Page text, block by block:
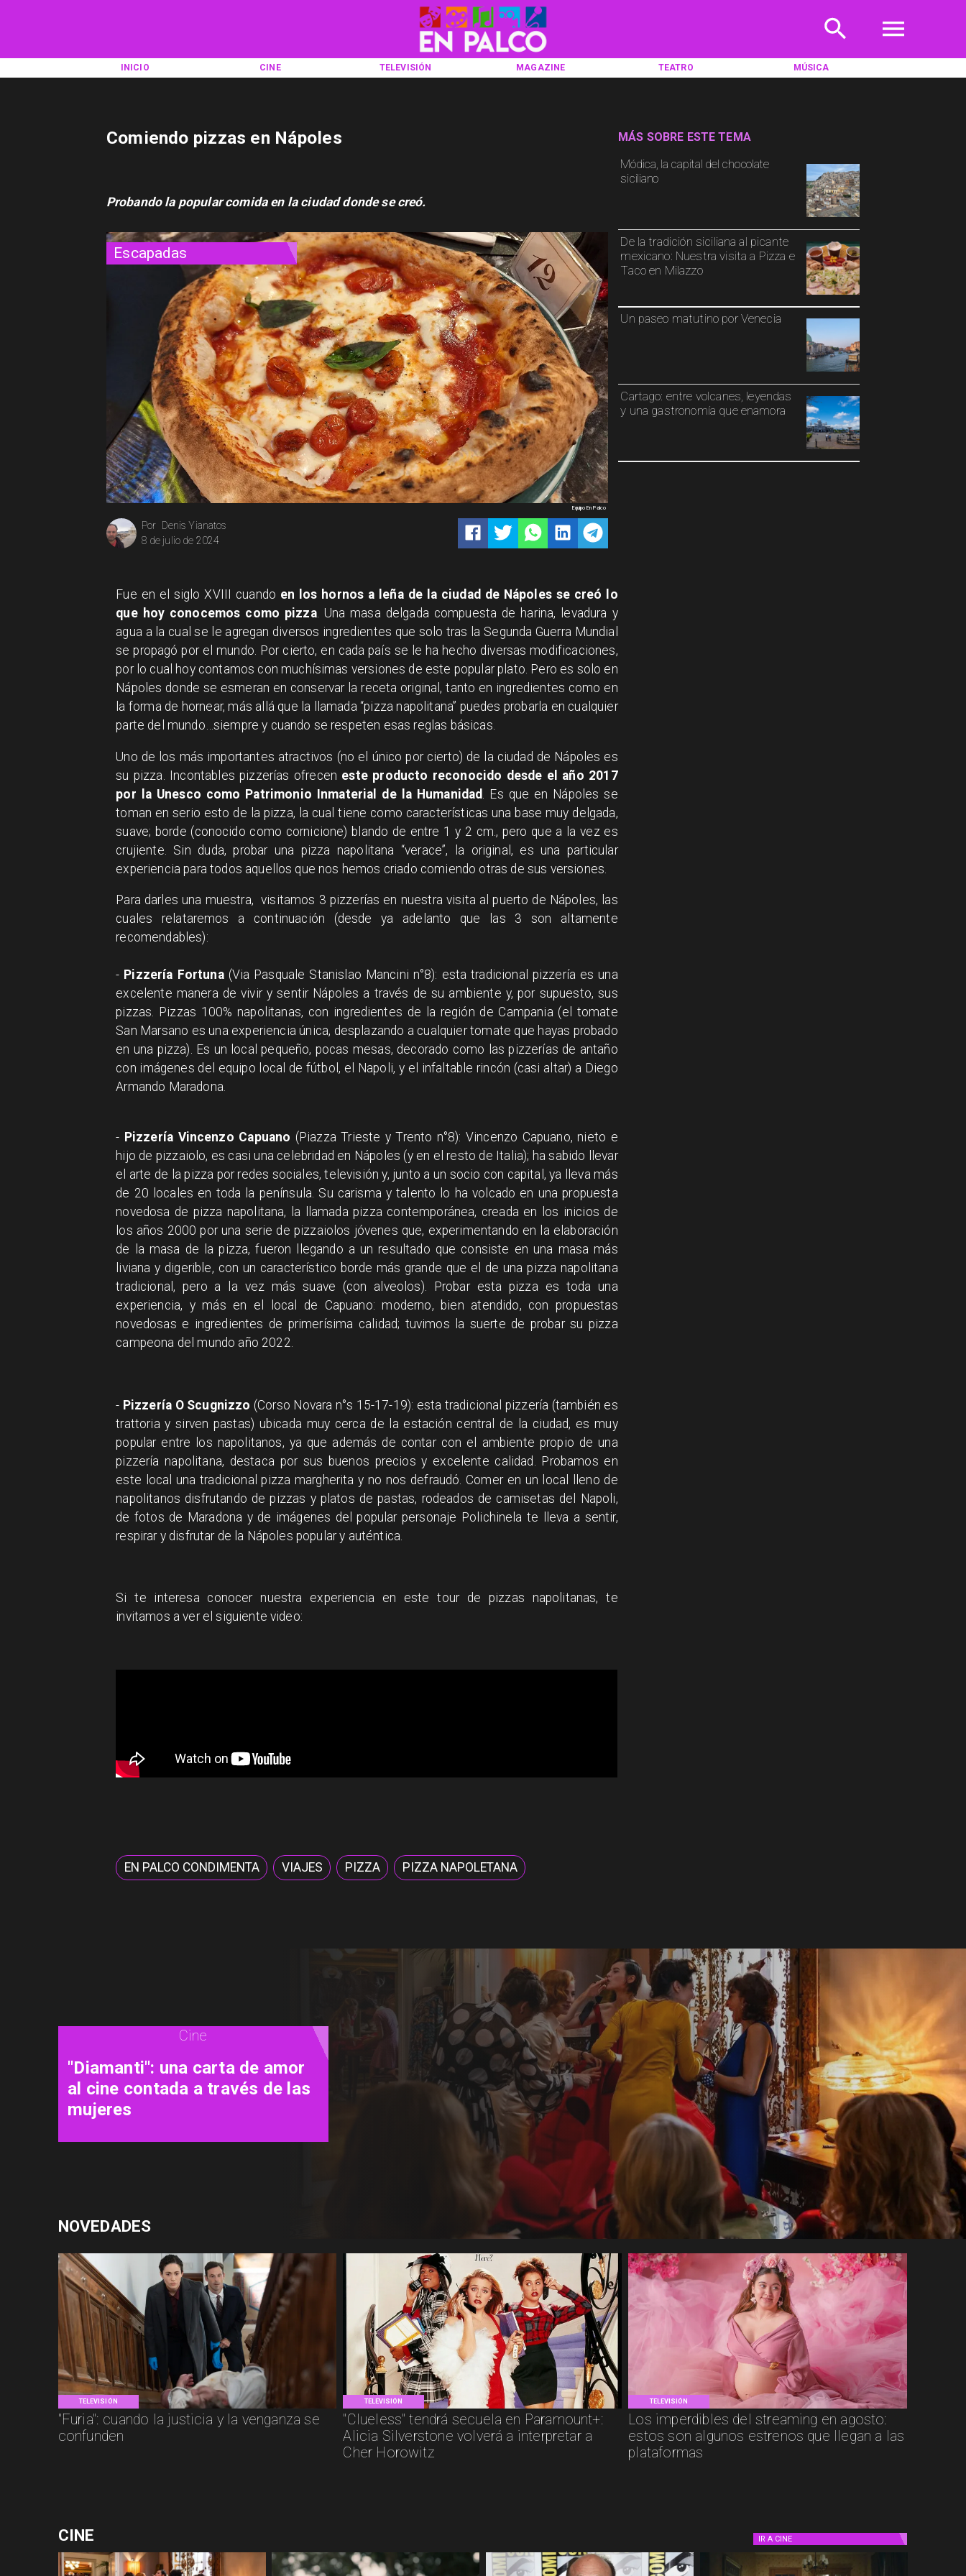
INICIO CINE TELEVISIÓN MAGAZINE TEATRO MÚSICA
Escapadas
Denis Yianatos
Por
8 de julio de 2024
Equipo En Palco
Módica, la capital del chocolate
siciliano
De la tradición siciliana al picante
mexicano: Nuestra visita a Pizza e
Taco en Milazzo
Un paseo matutino por Venecia
Cartago: entre volcanes, leyendas
y una gastronomía que enamora
MÁS SOBRE ESTE TEMA
Comiendo pizzas en Nápoles
Probando la popular comida en la ciudad donde se creó.
Fue en el siglo XVIII cuando en los hornos a leña de la ciudad de Nápoles se creó lo
que hoy conocemos como pizza. Una masa delgada compuesta de harina, levadura y
agua a la cual se le agregan diversos ingredientes que solo tras la Segunda Guerra Mundial
se propagó por el mundo. Por cierto, en cada país se le ha hecho diversas modificaciones,
por lo cual hoy contamos con muchísimas versiones de este popular plato. Pero es solo en
Nápoles donde se esmeran en conservar la receta original, tanto en ingredientes como en
la forma de hornear, más allá que la llamada “pizza napolitana” puedes probarla en cualquier
parte del mundo…siempre y cuando se respeten esas reglas básicas.
Uno de los más importantes atractivos (no el único por cierto) de la ciudad de Nápoles es
su pizza. Incontables pizzerías ofrecen este producto reconocido desde el año 2017
por la Unesco como Patrimonio Inmaterial de la Humanidad
. Es que en Nápoles se
toman en serio esto de la pizza, la cual tiene como características una base muy delgada,
suave; borde (conocido como cornicione) blando de entre 1 y 2 cm., pero que a la vez es
crujiente. Sin duda, probar una pizza napolitana “verace”, la original, es una particular
experiencia para todos aquellos que nos hemos criado comiendo otras de sus versiones.
Para darles una muestra, visitamos 3 pizzerías en nuestra visita al puerto de Nápoles, las
cuales relataremos a continuación (desde ya adelanto que las 3 son altamente
recomendables):
- Pizzería Fortuna(Via Pasquale Stanislao Mancini n°8): esta tradicional pizzería es una
excelente manera de vivir y sentir Nápoles a través de su ambiente y, por supuesto, sus
pizzas. Pizzas 100% napolitanas, con ingredientes de la región de Campania (el tomate
San Marsano es una experiencia única, desplazando a cualquier tomate que hayas probado
en una pizza). Es un local pequeño, pocas mesas, decorado como las pizzerías de antaño
con imágenes del equipo local de fútbol, el Napoli, y el infaltable rincón (casi altar) a Diego
Armando Maradona.
- Pizzería Vincenzo Capuano (Piazza Trieste y Trento n°8): Vincenzo Capuano, nieto e
hijo de pizzaiolo, es casi una celebridad en Nápoles (y en el resto de Italia); ha sabido llevar
el arte de la pizza por redes sociales, televisión y, junto a un socio con capital, ya lleva más
de 20 locales en toda la península. Su carisma y talento lo ha volcado en una propuesta
novedosa de pizza napolitana, la llamada pizza contemporánea, creada en los inicios de
los años 2000 por una serie de pizzaiolos jóvenes que, experimentando en la elaboración
de la masa de la pizza, fueron llegando a un resultado que consiste en una masa más
liviana y digerible, con un característico borde más grande que el de una pizza napolitana
tradicional, pero a la vez más suave (con alveolos). Probar esta pizza es toda una
experiencia, y más en el local de Capuano: moderno, bien atendido, con propuestas
novedosas e ingredientes de primerísima calidad; tuvimos la suerte de probar su pizza
campeona del mundo año 2022.
- Pizzería O Scugnizzo (Corso Novara n°s 15-17-19): esta tradicional pizzería (también es
trattoria y sirven pastas) ubicada muy cerca de la estación central de la ciudad, es muy
popular entre los napolitanos, ya que además de contar con el ambiente propio de una
pizzería napolitana, destaca por sus buenos precios y excelente calidad. Probamos en
este local una tradicional pizza margherita y no nos defraudó. Comer en un local lleno de
napolitanos disfrutando de pizzas y platos de pastas, rodeados de camisetas del Napoli,
de fotos de Maradona y de imágenes del popular personaje Polichinela te lleva a sentir,
respirar y disfrutar de la Nápoles popular y auténtica.
Si te interesa conocer nuestra experiencia en este tour de pizzas napolitanas, te
invitamos a ver el siguiente video:
EN PALCO CONDIMENTA VIAJES PIZZA PIZZA NAPOLETANA
TELEVISIÓN
"Furia": cuando la justicia y la venganza se
confunden
TELEVISIÓN
"Clueless" tendrá secuela en Paramount+:
Alicia Silverstone volverá a interpretar a
Cher Horowitz
TELEVISIÓN
Los imperdibles del streaming en agosto:
estos son algunos estrenos que llegan a las
plataformas
Cine
"La naturaleza de las cosas
invisibles": una luminosa
mirada a la vida misma
NOVEDADES
CINE IR A CINE